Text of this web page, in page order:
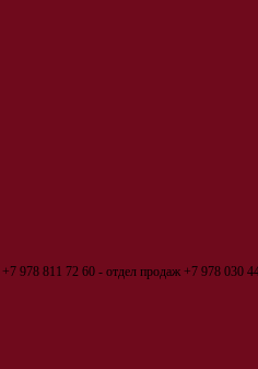
+7 978 811 72 60 - отдел продаж +7 978 030